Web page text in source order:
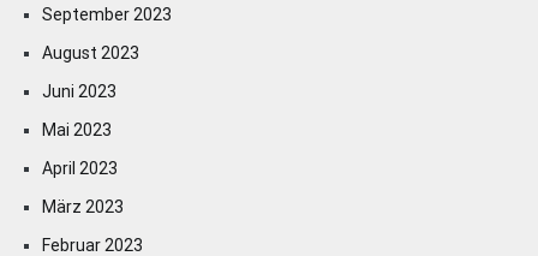
September 2023
August 2023
Juni 2023
Mai 2023
April 2023
März 2023
Februar 2023